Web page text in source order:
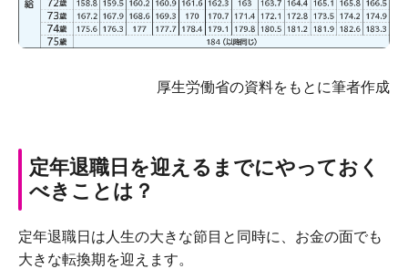
厚生労働省の資料をもとに筆者作成
定年退職日を迎えるまでにやっておく
べきことは？
定年退職日は人生の大きな節目と同時に、お金の面でも
大きな転換期を迎えます。